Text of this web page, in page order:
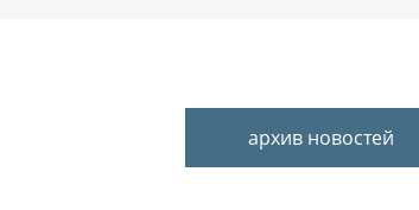
архив новостей